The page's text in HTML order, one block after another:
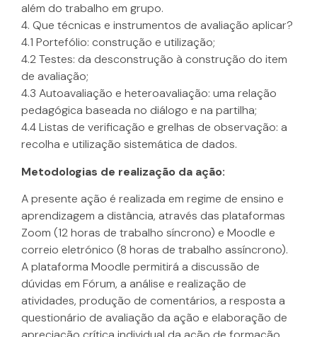
além do trabalho em grupo.
4. Que técnicas e instrumentos de avaliação aplicar?
4.1 Portefólio: construção e utilização;
4.2 Testes: da desconstrução à construção do item
de avaliação;
4.3 Autoavaliação e heteroavaliação: uma relação
pedagógica baseada no diálogo e na partilha;
4.4 Listas de verificação e grelhas de observação: a
recolha e utilização sistemática de dados.
Metodologias de realização da ação:
A presente ação é realizada em regime de ensino e
aprendizagem a distância, através das plataformas
Zoom (12 horas de trabalho síncrono) e Moodle e
correio eletrónico (8 horas de trabalho assíncrono).
A plataforma Moodle permitirá a discussão de
dúvidas em Fórum, a análise e realização de
atividades, produção de comentários, a resposta a
questionário de avaliação da ação e elaboração de